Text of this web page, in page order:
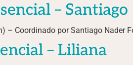
– Santiago
– Coordinado por Santiago Nader
– Liliana